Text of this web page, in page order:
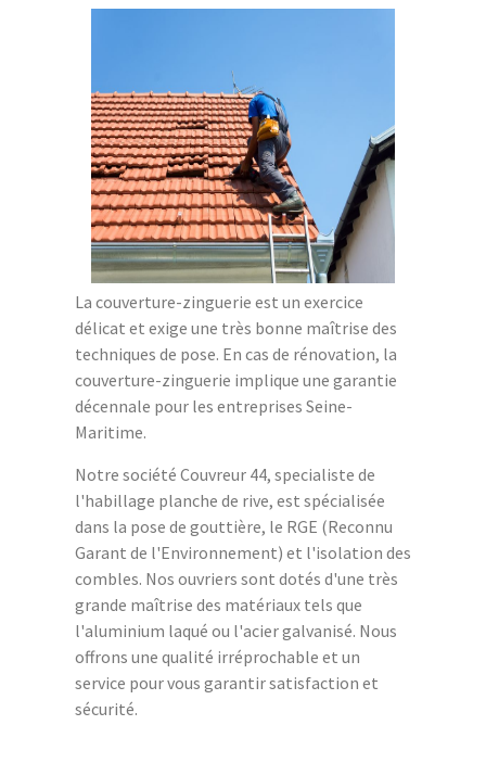
La couverture-zinguerie est un exercice
délicat et exige une très bonne maîtrise des
techniques de pose. En cas de rénovation, la
couverture-zinguerie implique une garantie
décennale pour les entreprises Seine-
Maritime.
Notre société Couvreur 44, specialiste de
l'habillage planche de rive, est spécialisée
dans la pose de gouttière, le RGE (Reconnu
Garant de l'Environnement) et l'isolation des
combles. Nos ouvriers sont dotés d'une très
grande maîtrise des matériaux tels que
l'aluminium laqué ou l'acier galvanisé. Nous
offrons une qualité irréprochable et un
service pour vous garantir satisfaction et
sécurité.